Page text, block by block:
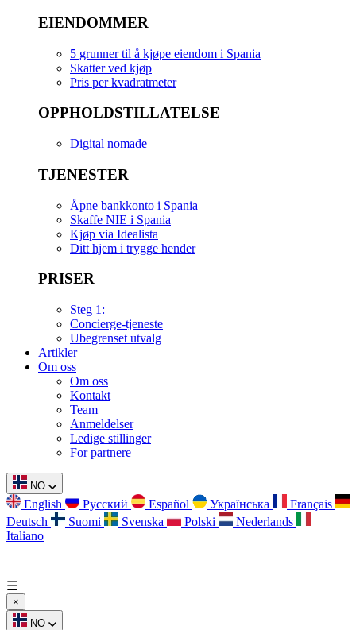
EIENDOMMER
5 grunner til å kjøpe eiendom i Spania
Skatter ved kjøp
Pris per kvadratmeter
OPPHOLDSTILLATELSE
Digital nomade
TJENESTER
Åpne bankkonto i Spania
Skaffe NIE i Spania
Kjøp via Idealista
Ditt hjem i trygge hender
PRISER
Steg 1:
Concierge-tjeneste
Ubegrenset utvalg
Artikler
Om oss
Om oss
Kontakt
Team
Anmeldelser
Ledige stillinger
For partnere
NO
English Русский Español Українська
Français
Deutsch
Suomi Svenska Polski
Nederlands
Italiano
☰
×
NO